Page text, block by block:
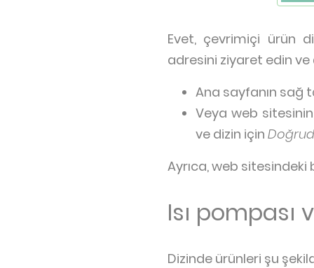
Evet, çevrimiçi ürün
adresini ziyaret edin ve
Ana sayfanın sağ
Veya web
ve dizin için
Ayrıca, web
Isı pompası
Dizinde ürünleri şu